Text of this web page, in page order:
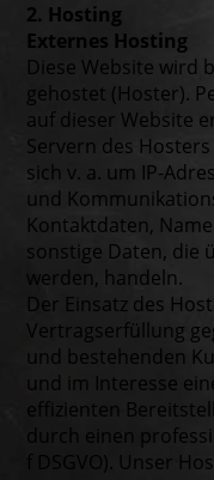
2. Hosting
Externes Hosting
Diese Website wird
gehostet (Hoster).
auf dieser Website
Servern des
sich v. a. um IP-
und
Kontaktdaten,
sonstige Daten, die
werden, handeln.
Der Einsatz des
Vertragserfüllung
und bestehenden
und im Interesse
effizienten
durch einen
f DSGVO). Unser